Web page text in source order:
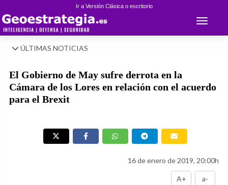
Ir a Versión Clásica o escritorio
Toggle
ÚLTIMAS NOTICIAS
El Gobierno de May sufre derrota en la
Cámara de los Lores en relación con el acuerdo
para el Brexit
16 de enero de 2019, 20:00h
A+ a-